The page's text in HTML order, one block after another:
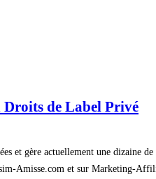
de Label Privé
et gère actuellement une dizaine
Amisse.com et sur Marketing-